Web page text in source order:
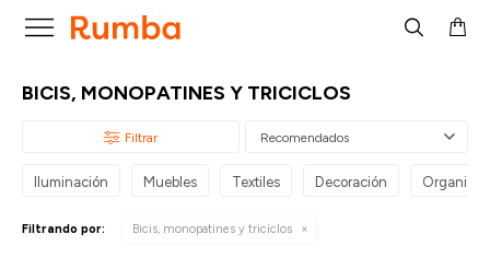

BICIS, MONOPATINES Y TRICICLOS
Recomendados
Iluminación Muebles Textiles Decoración
Filtrando por: Bicis, monopatines y triciclos